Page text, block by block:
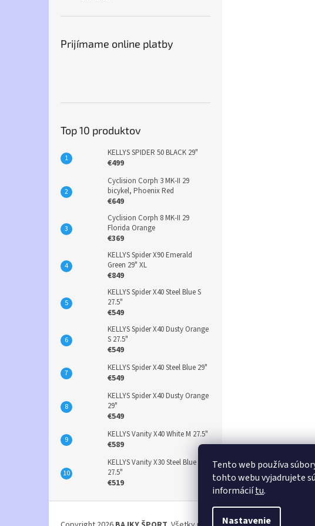
Tento web používa
tohto webu vyjadrujete
informáciítu.
Nastavenie
Prijímame online platby
Top 10 produktov
KELLYS SPIDER 50 BLACK 29"
€499
Cyclision Corph 3 MK-II 29
bicykel, Phoenix Red
€649
Cyclision Corph 8 MK-II 29
Florida Orange
€369
KELLYS Spider X90 Emerald
Green 29" XL
€849
KELLYS Spider X40 Steel Blue S
27.5"
€549
KELLYS Spider X40 Dusty Orange
S 27.5"
€549
KELLYS Spider X40 Steel Blue 29"
€549
KELLYS Spider X40 Dusty Orange
29"
€549
KELLYS Vanity X40 White M 27.5"
€589
KELLYS Vanity X30 Steel Blue S
27.5"
€519